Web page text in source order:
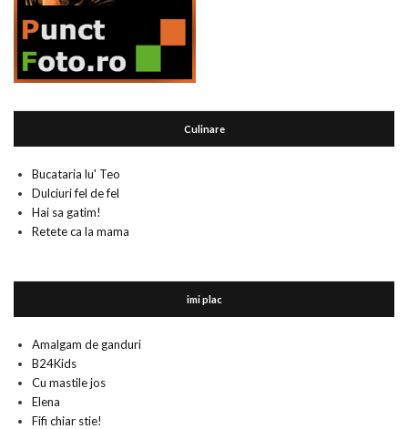
Culinare
Bucataria lu' Teo
Dulciuri fel de fel
Hai sa gatim!
Retete ca la mama
imi plac
Amalgam de ganduri
B24Kids
Cu mastile jos
Elena
Fifi chiar stie!